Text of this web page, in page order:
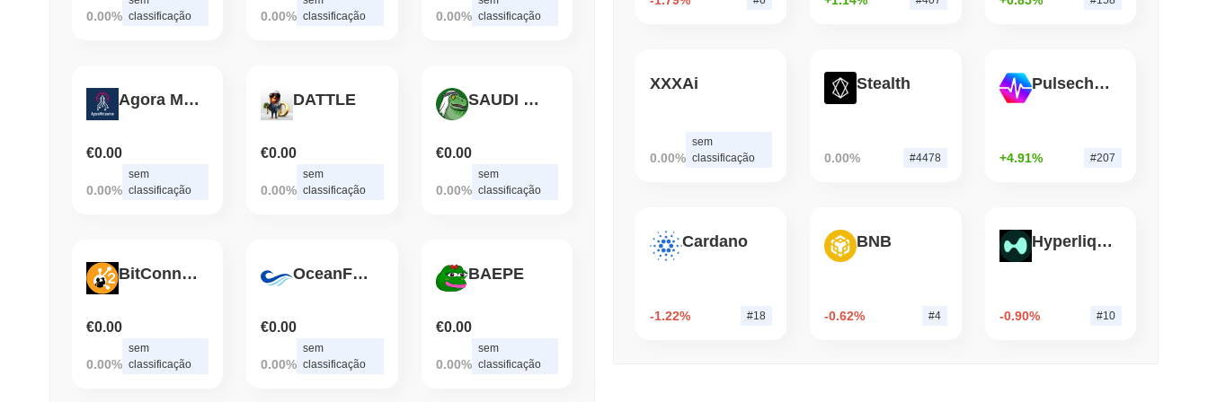
BITCOIN HACKERS
Uma Falha de Firmware do Coldcard de 2021 Ainda Está Drenando
0.00% classificação
0.00% classificação
0.00% classificação
Agora Metaverse
€0.00
0.00%
sem
classificação
DATTLE
€0.00
0.00%
sem
classificação
SAUDI RAPTOR
€0.00
0.00%
sem
classificação
BitConnect 2.0
€0.00
0.00%
sem
classificação
OceanFund
€0.00
0.00%
sem
classificação
BAEPE
€0.00
0.00%
sem
classificação
XXXAi
0.00%
sem
classificação
Stealth
0.00% #4478
Pulsechain
+4.91% #207
Cardano
-1.22% #18
BNB
-0.62% #4
Hyperliquid
-0.90% #10